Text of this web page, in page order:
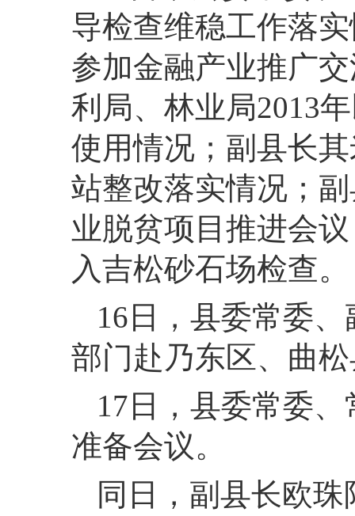
导检查维稳工作落
参加金融产业推广
利局、林业局2013
使用情况；副县长
站整改落实情况；
业脱贫项目推进会
入吉松砂石场检查。
16日， 县委常委、
部门赴乃东区、曲
17日， 县委常委、
准备会议。
同日， 副县长欧珠